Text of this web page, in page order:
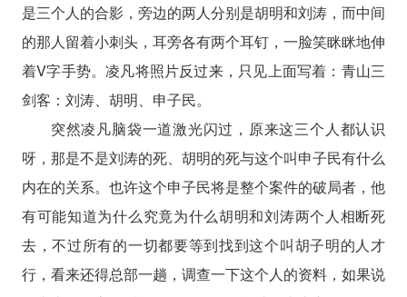
是三个人的合影，旁边的两人分别是胡明和刘涛，而中间
的那人留着小刺头，耳旁各有两个耳钉，一脸笑眯眯地伸
着V字手势。凌凡将照片反过来，只见上面写着：青山三
剑客：刘涛、胡明、申子民。
突然凌凡脑袋一道激光闪过，原来这三个人都认识
呀，那是不是刘涛的死、胡明的死与这个叫申子民有什么
内在的关系。也许这个申子民将是整个案件的破局者，他
有可能知道为什么究竟为什么胡明和刘涛两个人相断死
去，不过所有的一切都要等到找到这个叫胡子明的人才
行，看来还得总部一趟，调查一下这个人的资料，如果说